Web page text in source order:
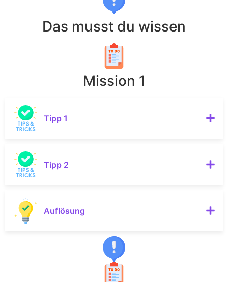
Das musst du wissen
Mission 1
Tipp 1
Tipp 2
Auflösung